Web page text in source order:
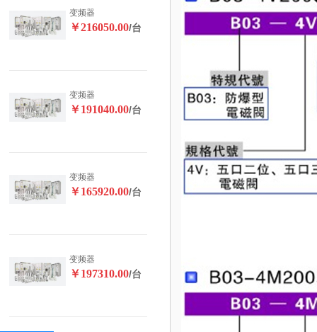
变频器
￥216050.00/台
变频器
￥191040.00/台
变频器
￥165920.00/台
变频器
￥197310.00/台